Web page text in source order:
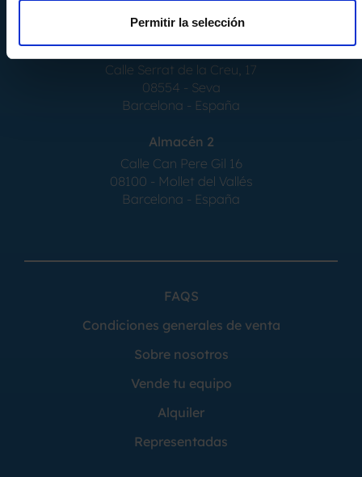
Permitir la selección
Almacén 1
Calle Serrat de la Creu, 17
08554 - Seva
Barcelona - España
Almacén 2
Calle Can Pere Gil 16
08100 - Mollet del Vallés
Barcelona - España
FAQS
Condiciones generales de venta
Sobre nosotros
Vende tu equipo
Alquiler
Representadas